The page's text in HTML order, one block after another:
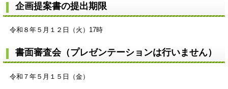
企画提案書の提出期限
令和８年５月１２日（火）17時
書面審査会（プレゼンテーションは行いません）
令和７年５月１５日（金）